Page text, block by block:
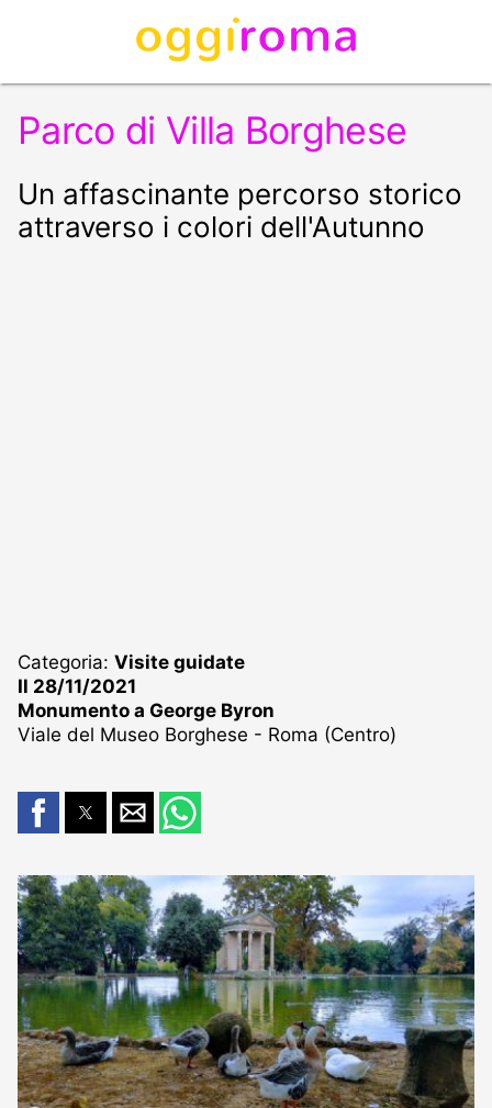
Parco di Villa Borghese
Un affascinante percorso storico
attraverso i colori dell'Autunno
Categoria: Visite guidate
Il 28/11/2021
Monumento a George Byron
Viale del Museo Borghese - Roma (Centro)